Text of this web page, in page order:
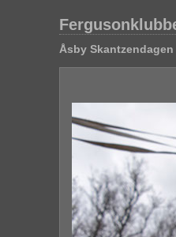
Åsby Skantzendagen